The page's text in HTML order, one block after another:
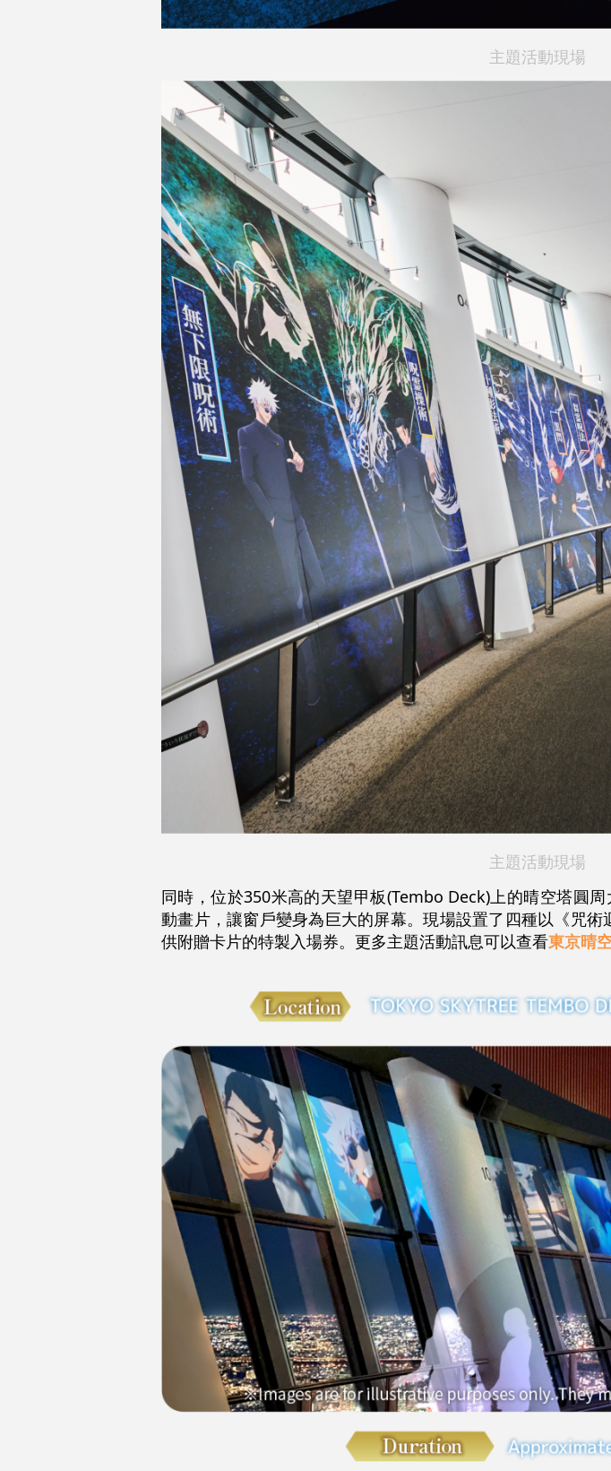
主題活動現場
主題活動現場
同時，位於350米高的天望甲板(Tembo Deck)上的晴空塔圓周
動畫片，讓窗戶變身為巨大的屏幕。現場設置了四種以《咒
供附贈卡片的特製入場券。更多主題活動訊息可以查看東京晴